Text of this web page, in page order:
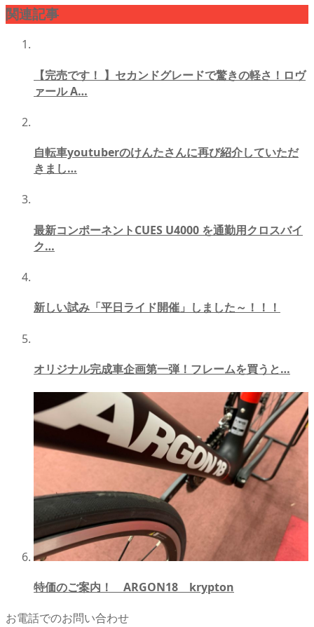
関連記事
【完売です！ 】セカンドグレードで驚きの軽さ！ロヴ
ァール A…
自転車youtuberのけんたさんに再び紹介していただ
きまし…
最新コンポーネントCUES U4000 を通勤用クロスバイ
ク…
新しい試み「平日ライド開催」しました～！！！
オリジナル完成車企画第一弾！フレームを買うと…
特価のご案内！ ARGON18 krypton
お電話でのお問い合わせ